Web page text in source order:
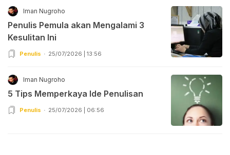
Iman Nugroho
Penulis Pemula akan Mengalami 3
Kesulitan Ini
Penulis 25/07/2026 | 13:56
Iman Nugroho
5 Tips Memperkaya Ide Penulisan
Penulis 25/07/2026 | 06:56